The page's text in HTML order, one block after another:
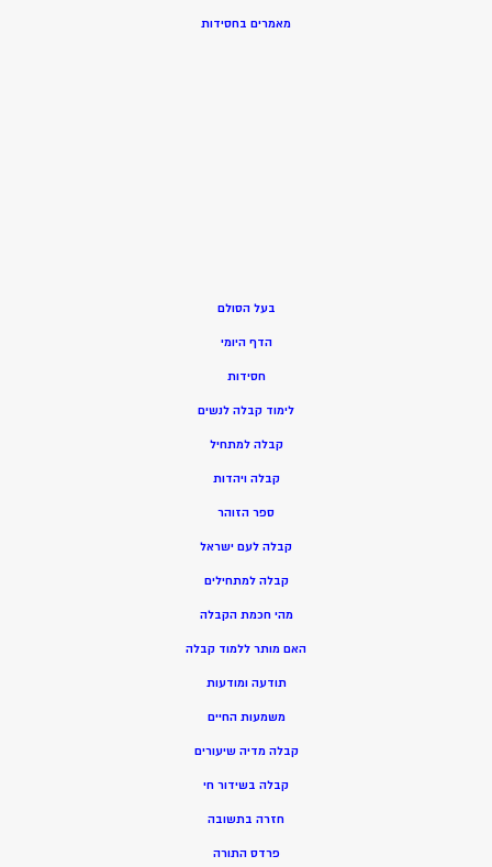
מאמרים בחסידות
בעל הסולם
הדף היומי
חסידות
לימוד קבלה לנשים
קבלה למתחיל
קבלה ויהדות
ספר הזוהר
קבלה לעם ישראל
קבלה למתחילים
מהי חכמת הקבלה
האם מותר ללמוד קבלה
תודעה ומודעות
משמעות החיים
קבלה מדיה שיעורים
קבלה בשידור חי
חזרה בתשובה
פרדס התורה